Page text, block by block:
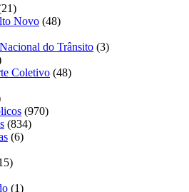
Novo (48)
do Trânsito (3)
Coletivo (48)
(970)
(834)
(6)
(1)